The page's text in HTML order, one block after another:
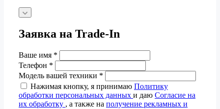
Заявка на Trade-In
Ваше имя *
Телефон *
Модель вашей техники *
Нажимая кнопку, я принимаю Политику
обработки персональных данных и даю Согласие на
их обработку , а также на получение рекламных и